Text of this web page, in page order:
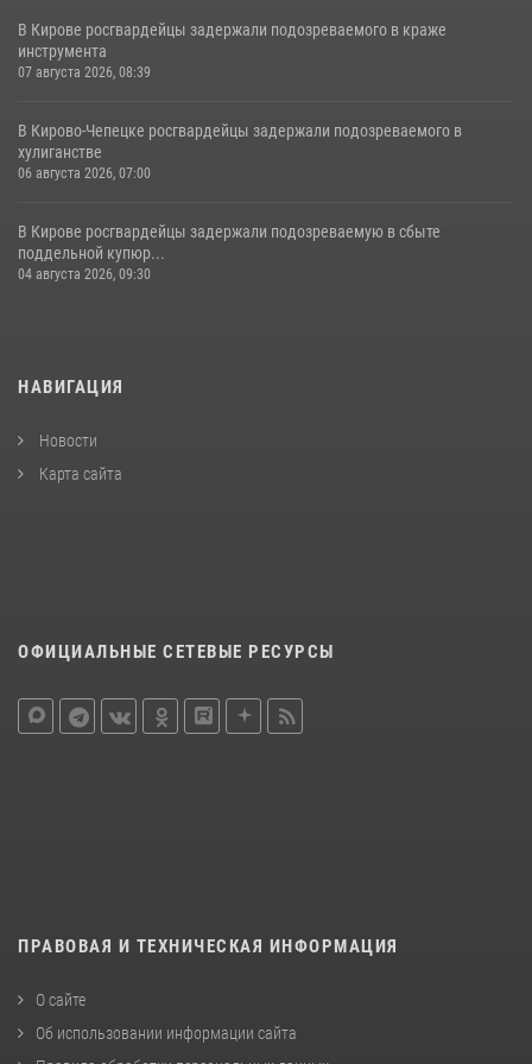
В Кирове росгвардейцы задержали подозреваемого в краже
инструмента
07 августа 2026, 08:39
В Кирово-Чепецке росгвардейцы задержали подозреваемого в
хулиганстве
06 августа 2026, 07:00
В Кирове росгвардейцы задержали подозреваемую в сбыте
поддельной купюр...
04 августа 2026, 09:30
НАВИГАЦИЯ
Новости
Карта сайта
ОФИЦИАЛЬНЫЕ СЕТЕВЫЕ РЕСУРСЫ
ПРАВОВАЯ И ТЕХНИЧЕСКАЯ ИНФОРМАЦИЯ
О сайте
Об использовании информации сайта